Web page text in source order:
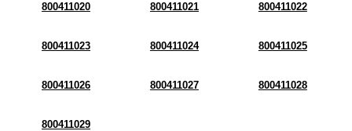
800411020 800411021 800411022
800411023 800411024 800411025
800411026 800411027 800411028
800411029